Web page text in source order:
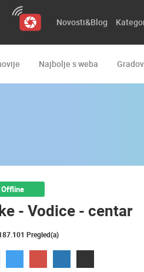
Novosti&Blog
Najbolje s weba
Offline
- Vodice - centar
Pregled(a)